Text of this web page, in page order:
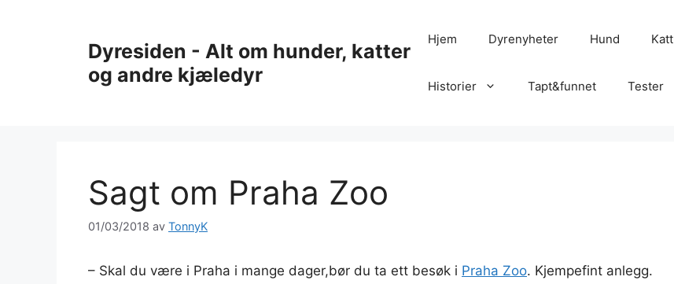
Dyresiden - Alt om hunder, katter
og andre kjæledyr
Hjem Dyrenyheter Hund Katt
Historier Tapt&funnet Tester
Sagt om Praha Zoo
01/03/2018 av TonnyK
– Skal du være i Praha i mange dager,bør du ta ett besøk i Praha Zoo. Kjempefint anlegg.